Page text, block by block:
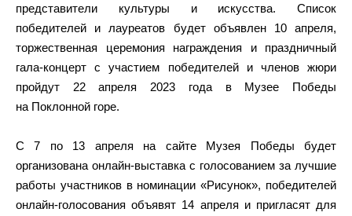
представители культуры и искусства. Список
победителей и лауреатов будет объявлен 10 апреля,
торжественная церемония награждения и праздничный
гала-концерт с участием победителей и членов жюри
пройдут 22 апреля 2023 года в Музее Победы
на Поклонной горе.
С 7 по 13 апреля на сайте Музея Победы будет
организована онлайн-выставка с голосованием за лучшие
работы участников в номинации «Рисунок», победителей
онлайн-голосования объявят 14 апреля и пригласят для